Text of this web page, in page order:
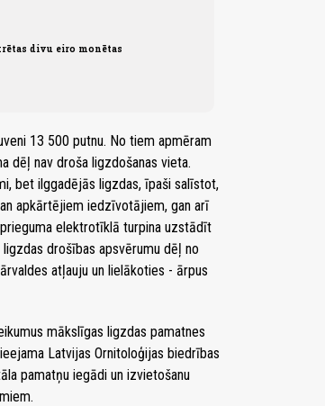
divu eiro monētas
13 500 putnu. No tiem apmēram
dēļ nav droša ligzdošanas vieta.
bet ilggadējās ligzdas, īpaši salīstot,
apkārtējiem iedzīvotājiem, gan arī
elektrotīklā turpina uzstādīt
drošības apsvērumu dēļ no
atļauju un lielākoties - ārpus
mākslīgas ligzdas pamatnes
Latvijas Ornitoloģijas biedrības
pamatņu iegādi un izvietošanu